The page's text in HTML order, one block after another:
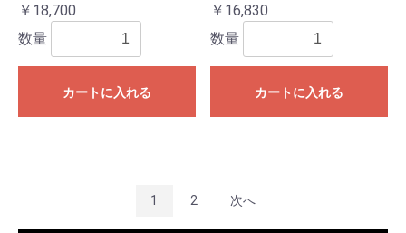
￥18,700
数量
カートに入れる
￥16,830
数量
カートに入れる
1 2 次へ